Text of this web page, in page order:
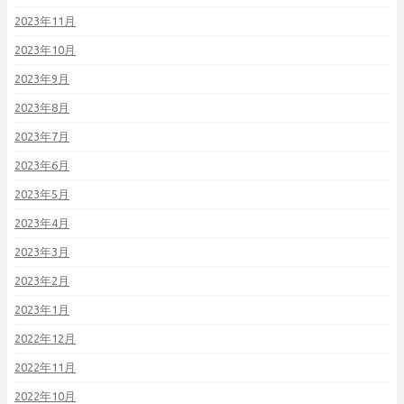
2023年11月
2023年10月
2023年9月
2023年8月
2023年7月
2023年6月
2023年5月
2023年4月
2023年3月
2023年2月
2023年1月
2022年12月
2022年11月
2022年10月